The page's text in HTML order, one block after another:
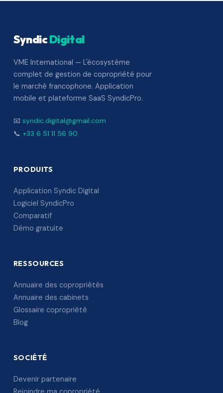
SyndicDigital
VME International — L'écosystème
complet de gestion de copropriété pour
le marché francophone. Application
mobile et plateforme SaaS SyndicPro.
📧 syndic.digital@gmail.com
📞 +33 6 51 11 56 90
PRODUITS
Application Syndic Digital
Logiciel SyndicPro
Comparatif
Démo gratuite
RESSOURCES
Annuaire des copropriétés
Annuaire des cabinets
Glossaire copropriété
Blog
SOCIÉTÉ
Devenir partenaire